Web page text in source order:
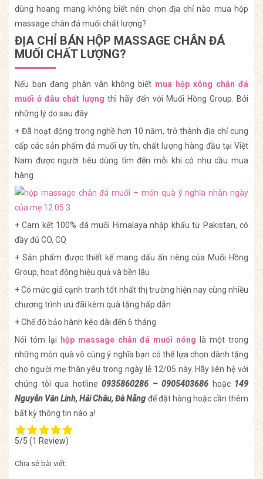
dùng hoang mang không biết nên chọn địa chỉ nào mua hộp
massage chân đá muối chất lượng?
ĐỊA CHỈ BÁN HỘP MASSAGE CHÂN ĐÁ
MUỐI CHẤT LƯỢNG?
Nếu bạn đang phân vân không biết mua hộp xông chân đá
muối ở đâu chất lượng thì hãy đến với Muối Hồng Group. Bởi
những lý do sau đây:
+ Đã hoạt động trong nghề hơn 10 năm, trở thành địa chỉ cung
cấp các sản phẩm đá muối uy tín, chất lượng hàng đầu tại Việt
Nam được người tiêu dùng tìm đến mỗi khi có nhu cầu mua
hàng
+ Cam kết 100% đá muối Himalaya nhập khẩu từ Pakistan, có
đầy đủ CO, CQ
+ Sản phẩm được thiết kế mang dấu ấn riêng của Muối Hồng
Group, hoạt động hiệu quả và bền lâu
+ Có mức giá cạnh tranh tốt nhất thị trường hiện nay cùng nhiều
chương trình ưu đãi kèm quà tặng hấp dẫn
+ Chế độ bảo hành kéo dài đến 6 tháng
Nói tóm lại
hộp massage chân đá muối nóng là một trong
những món quà vô cùng ý nghĩa bạn có thể lựa chọn dành tặng
cho người mẹ thân yêu trong ngày lễ 12/05 này. Hãy liên hệ với
chúng tôi qua hotline 0935860286 – 0905403686 hoặc 149
Nguyễn Văn Linh, Hải Châu, Đà Nẵng để đặt hàng hoặc cần thêm
bất kỳ thông tin nào ạ!
5/5 (1 Review)
Chia sẻ bài viết: